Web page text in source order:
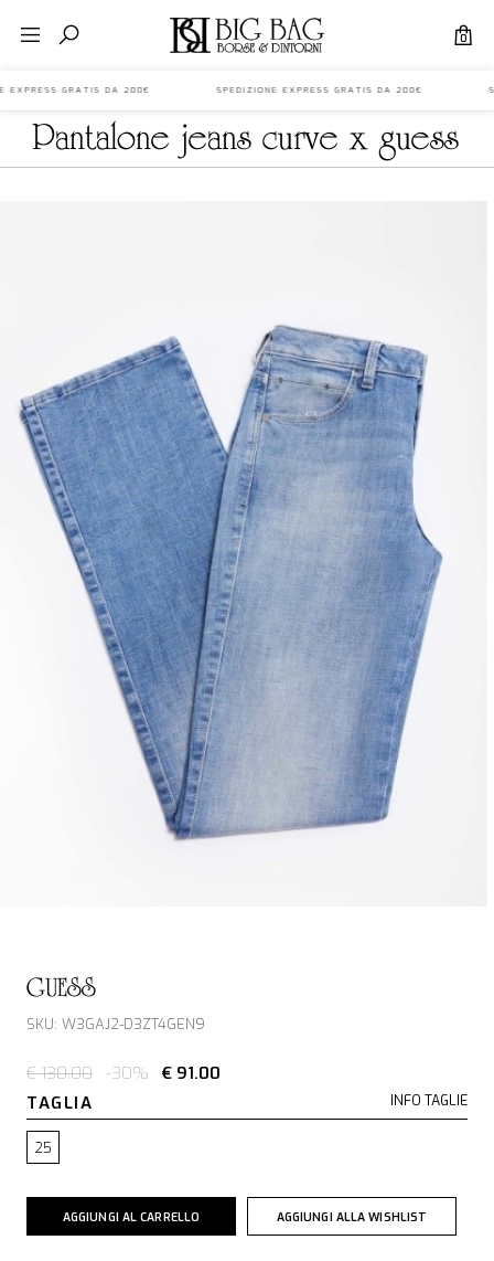
0
EXPRESS GRATIS DA 200€ SPEDIZIONE EXPRESS GRATIS DA 200€
pantalone jeans curve x guess
GUESS
SKU: W3GAJ2-D3ZT4GEN9
€ 130.00 -30%
€ 91.00
TAGLIA
INFO TAGLIE
25
AGGIUNGI AL CARRELLO AGGIUNGI ALLA WISHLIST